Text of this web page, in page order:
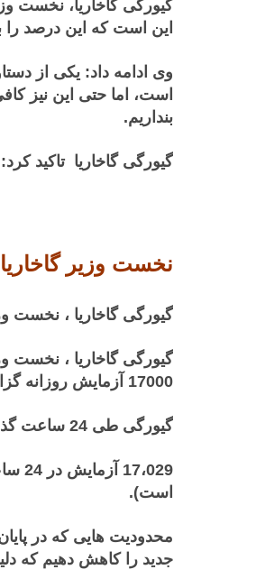
این است که این درصد را به 90-95٪ افزایش
بنداریم.
گیورگی گاخاریا تاکید
نخست وزیر
گیورگی گاخاریا ، نخست
17000 آزمایش روزانه گزارش کرده است.
گیورگی طی 24 ساعت گذشته 2،981 مورد جدید، 2،001 مورد بهبودی و 31 مورد مرگ را گزارش کرده است.
است).
محدودیت هایی که در
جدید را کاهش دهیم که